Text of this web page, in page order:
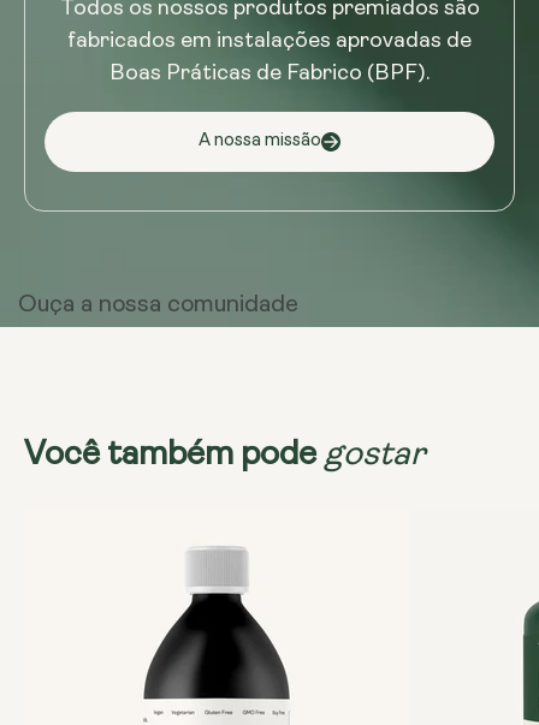
Todos os nossos produtos premiados são
fabricados em instalações aprovadas de
Boas Práticas de Fabrico (BPF).
A nossa missão
Ouça a nossa comunidade
Você também pode gostar